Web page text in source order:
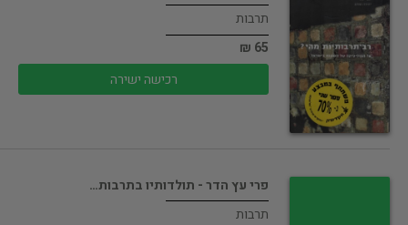
תרבות
65 ₪
רכישה ישירה
פרי עץ הדר - תולדותיו בתרבות…
תרבות